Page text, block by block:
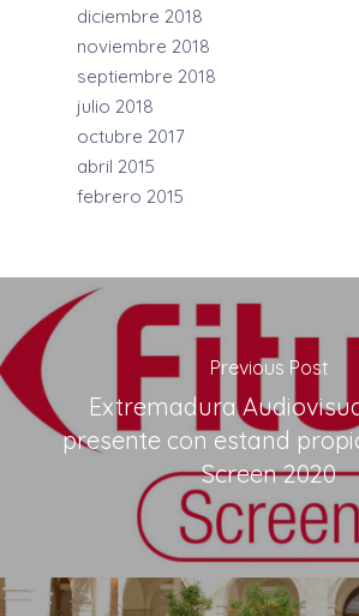
diciembre 2018
noviembre 2018
septiembre 2018
julio 2018
octubre 2017
abril 2015
febrero 2015
Previous Post
Extremadura
presente con estand
Screen 2020